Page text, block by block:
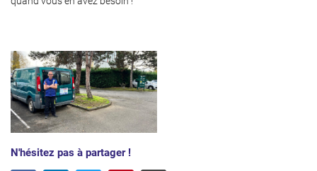
Accueil
N'hésitez pas à partager !